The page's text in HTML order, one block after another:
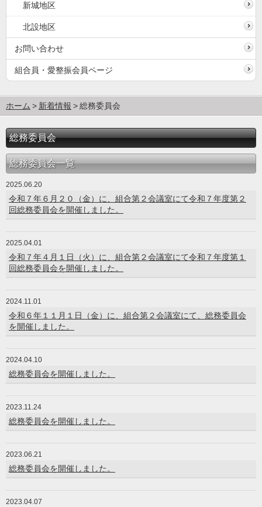
新城地区
北設地区
お問い合わせ
組合員・愛整振会員ページ
ホーム 新着情報 総務委員会
総務委員会
総務委員会一覧
2025.06.20
令和７年６月２０（金）に、組合第２会議室にて令和７年度第２
回総務委員会を開催しました。
2025.04.01
令和７年４月１日（火）に、組合第２会議室にて令和７年度第１
回総務委員会を開催しました。
2024.11.01
令和６年１１月１日（金）に、組合第２会議室にて、総務委員会
を開催しました。
2024.04.10
総務委員会を開催しました。
2023.11.24
総務委員会を開催しました。
2023.06.21
総務委員会を開催しました。
2023.04.07